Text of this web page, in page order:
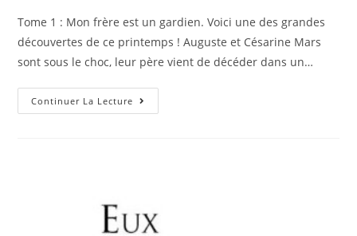
Tome 1 : Mon frère est un gardien. Voici une des grandes
découvertes de ce printemps ! Auguste et Césarine Mars
sont sous le choc, leur père vient de décéder dans un…
Continuer La Lecture